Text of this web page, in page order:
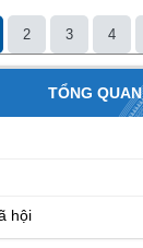
2 3 4
TỔNG QUAN
hội